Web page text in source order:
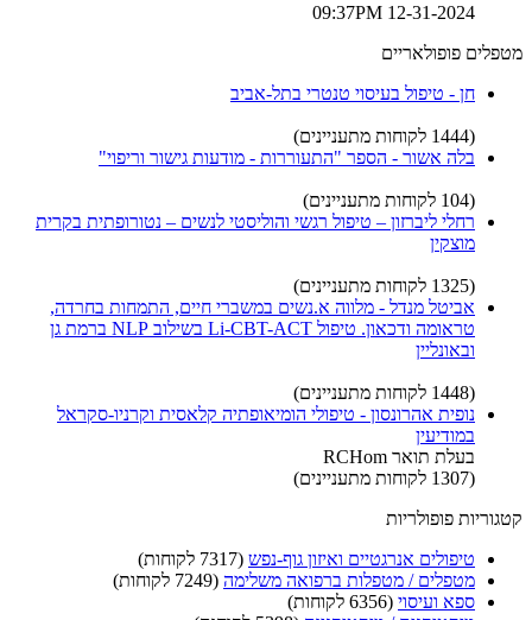
12-31-2024 09:37PM
מטפלים פופולאריים
חן - טיפול בעיסוי טנטרי בתל-אביב
(1444 לקוחות מתעניינים)
בלה אשור - הספר "התעוררות - מודעות גישור וריפוי"
(104 לקוחות מתעניינים)
רחלי ליברזון – טיפול רגשי והוליסטי לנשים – נטורופתית בקרית
מוצקין
(1325 לקוחות מתעניינים)
אביטל מנדל - מלווה א.נשים במשברי חיים, התמחות בחרדה,
טראומה ודכאון. טיפול Li-CBT-ACT בשילוב NLP ברמת גן
ובאונליין
(1448 לקוחות מתעניינים)
נופית אהרונסון - טיפולי הומיאופתיה קלאסית וקרניו-סקראל
במודיעין
בעלת תואר RCHom
(1307 לקוחות מתעניינים)
קטגוריות פופולריות
טיפולים אנרגטיים ואיזון גוף-נפש (7317 לקוחות)
מטפלים / מטפלות ברפואה משלימה (7249 לקוחות)
ספא ועיסוי (6356 לקוחות)